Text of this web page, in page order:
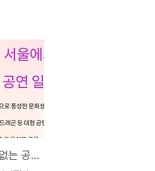
2025년 서울에서 놓칠 수 없는 공연 일정!